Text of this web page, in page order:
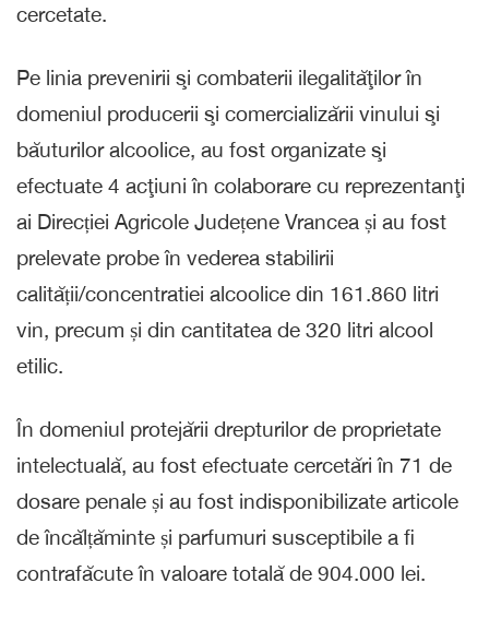
cercetate.
Pe linia prevenirii şi combaterii ilegalităţilor în
domeniul producerii şi comercializării vinului şi
băuturilor alcoolice, au fost organizate şi
efectuate 4 acţiuni în colaborare cu reprezentanţi
ai Direcției Agricole Județene Vrancea și au fost
prelevate probe în vederea stabilirii
calității/concentratiei alcoolice din 161.860 litri
vin, precum și din cantitatea de 320 litri alcool
etilic.
În domeniul protejării drepturilor de proprietate
intelectuală, au fost efectuate cercetări în 71 de
dosare penale și au fost indisponibilizate articole
de încălțăminte și parfumuri susceptibile a fi
contrafăcute în valoare totală de 904.000 lei.